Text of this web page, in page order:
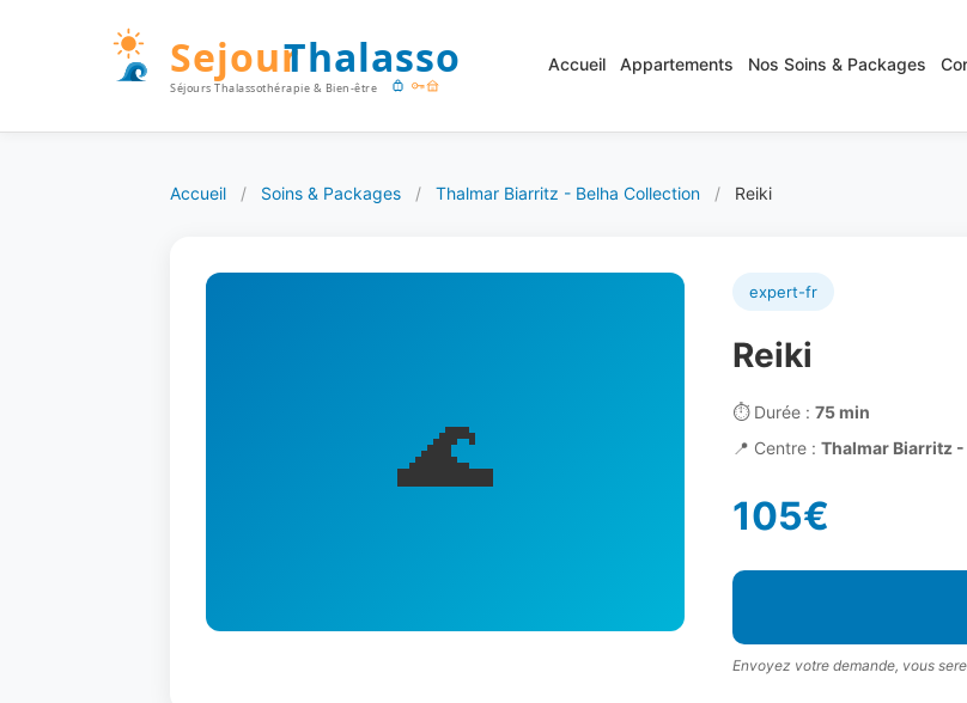
Accueil Appartements Nos Soins & Packages
Accueil / Soins & Packages / Thalmar Biarritz - Belha Collection / Reiki
🌊
expert-fr
Reiki
⏱️Durée : 75 min
📍 Centre : Thalmar Biarritz
105€
Envoyez votre demande, vous